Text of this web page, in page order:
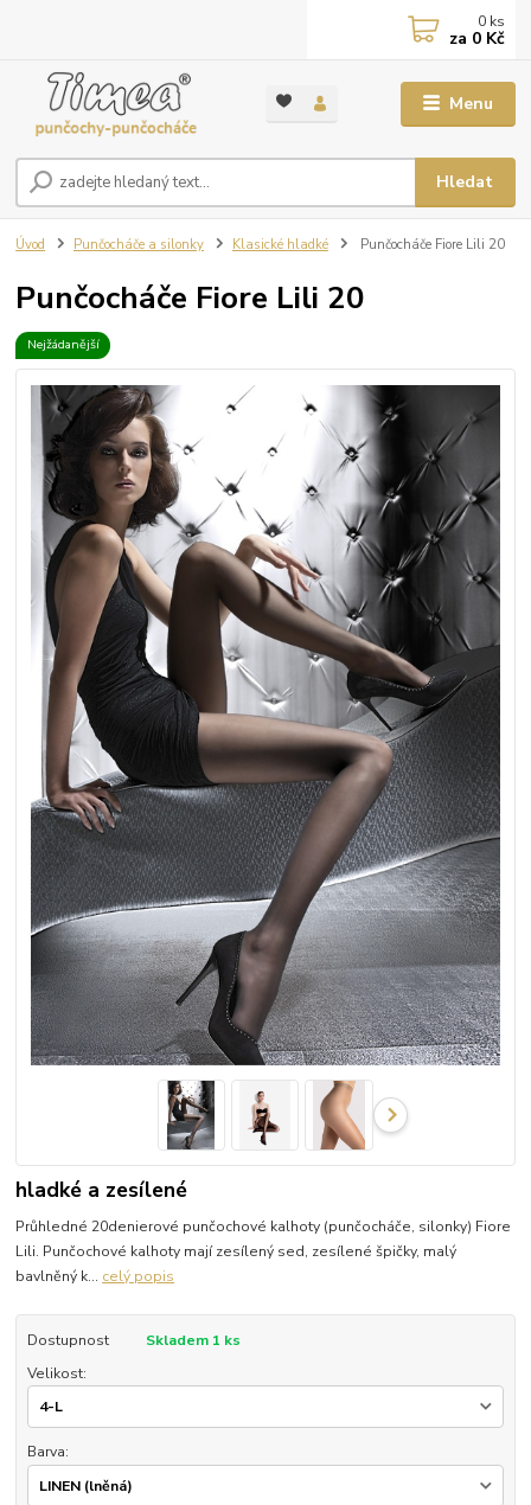
Menu
Hledat
0 ks
za 0 Kč
Úvod Punčocháče a silonky Klasické hladké Punčocháče Fiore Lili 20
Punčocháče Fiore Lili 20
Nejžádanější
hladké a zesílené
Průhledné 20denierové punčochové kalhoty (punčocháče, silonky) Fiore
Lili. Punčochové kalhoty mají zesílený sed, zesílené špičky, malý
bavlněný k... celý popis
Dostupnost
Skladem 1 ks
Velikost:
Barva: